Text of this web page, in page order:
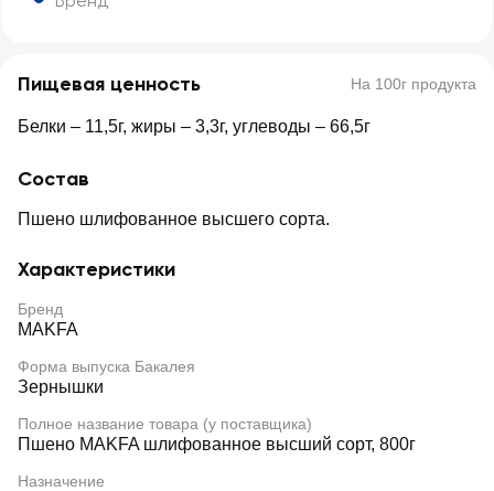
Пищевая ценность На 100г продукта
Белки – 11,5г, жиры – 3,3г, углеводы – 66,5г
Состав
Пшено шлифованное высшего сорта.
Характеристики
Бренд
MAKFA
Форма выпуска Бакалея
Зернышки
Полное название товара (у поставщика)
Пшено MAKFA шлифованное высший сорт, 800г
Назначение